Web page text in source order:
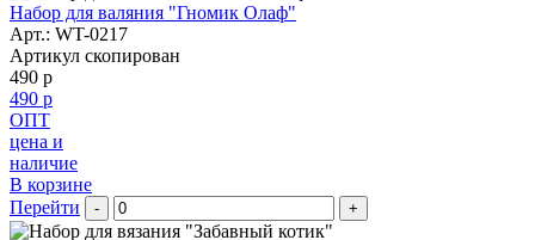
Набор для валяния "Гномик Олаф"
Арт.: WT-0217
Артикул скопирован
490 р
490 р
ОПТ
цена и
наличие
В корзине
Перейти
- +